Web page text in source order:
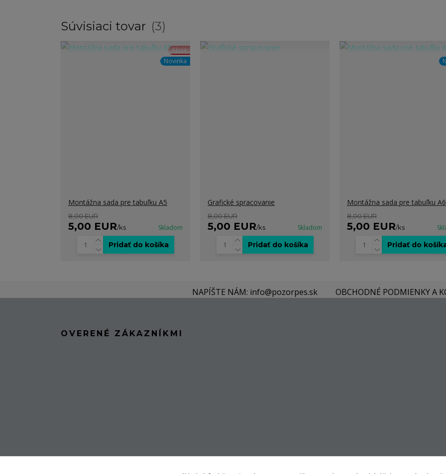
Súvisiaci tovar 3
Akcia
Novinka
Montážna sada pre tabuľku A5
8,00 EUR
5,00 EUR/ks Skladom
Pridať do košíka
Grafické spracovanie
8,00 EUR
5,00 EUR/ks Skladom
Pridať do košíka
Montážna sada pre tabuľku A6
8,00 EUR
5,00 EUR/ks
Pridať do
NAPÍŠTE NÁM: info@pozorpes.sk OBCHODNÉ PODMIENKY A
OVERENÉ ZÁKAZNÍKMI